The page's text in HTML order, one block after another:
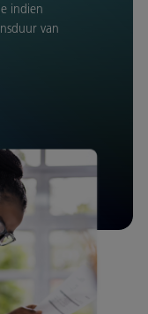
indien
van